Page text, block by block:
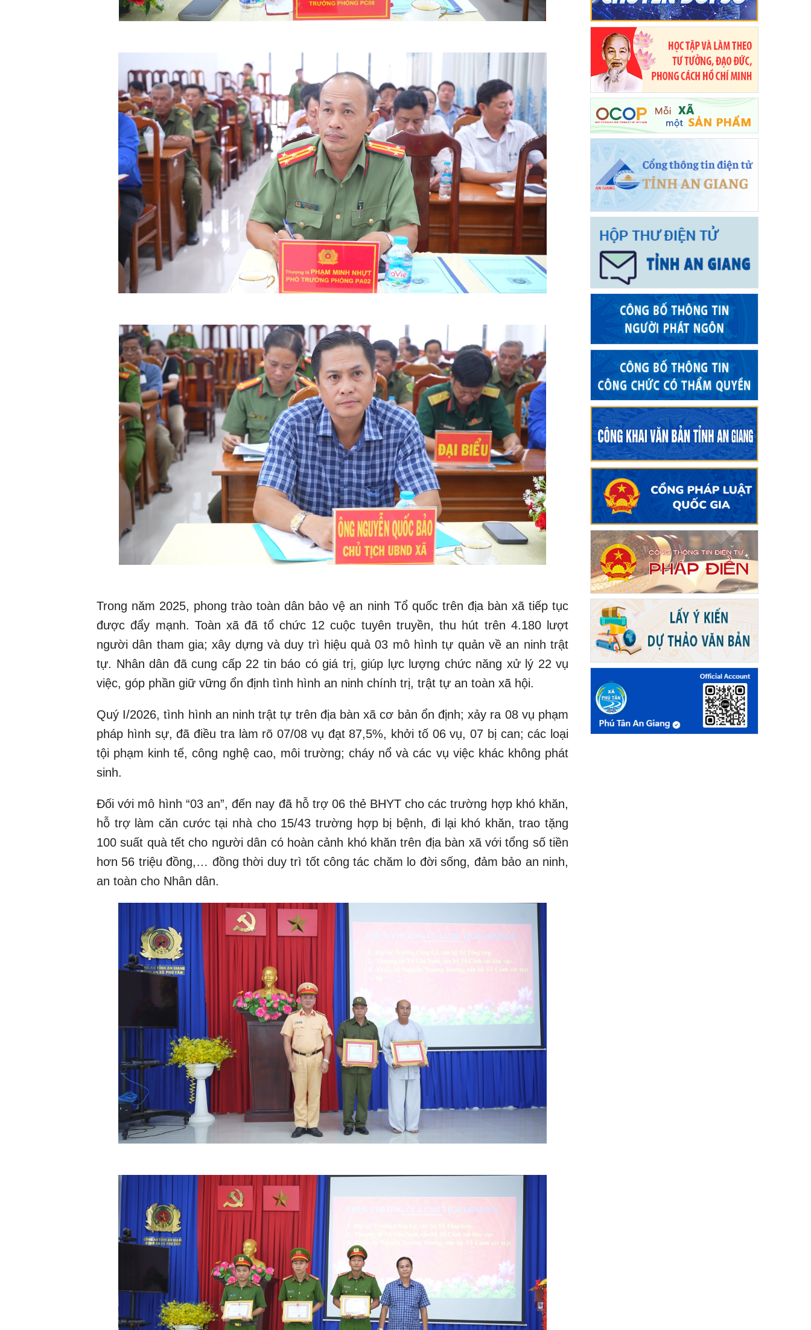
Trong năm 2025, phong trào toàn dân bảo vệ an ninh Tổ quốc trên địa bàn xã tiếp tục
được đẩy mạnh. Toàn xã đã tổ chức 12 cuộc tuyên truyền, thu hút trên 4.180 lượt
người dân tham gia; xây dựng và duy trì hiệu quả 03 mô hình tự quản về an ninh trật
tự. Nhân dân đã cung cấp 22 tin báo có giá trị, giúp lực lượng chức năng xử lý 22 vụ
việc, góp phần giữ vững ổn định tình hình an ninh chính trị, trật tự an toàn xã hội.
Quý I/2026, tình hình an ninh trật tự trên địa bàn xã cơ bản ổn định; xảy ra 08 vụ phạm
pháp hình sự, đã điều tra làm rõ 07/08 vụ đạt 87,5%, khởi tố 06 vụ, 07 bị can; các loại
tội phạm kinh tế, công nghệ cao, môi trường; cháy nổ và các vụ việc khác không phát
sinh.
Đối với mô hình “03 an”, đến nay đã hỗ trợ 06 thẻ BHYT cho các trường hợp khó khăn,
hỗ trợ làm căn cước tại nhà cho 15/43 trường hợp bị bệnh, đi lại khó khăn, trao tặng
100 suất quà tết cho người dân có hoàn cảnh khó khăn trên địa bàn xã với tổng số tiền
hơn 56 triệu đồng,… đồng thời duy trì tốt công tác chăm lo đời sống, đảm bảo an ninh,
an toàn cho Nhân dân.